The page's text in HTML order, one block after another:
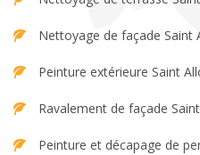
Nettoyage de façade Saint
Peinture extérieure Saint
Ravalement de façade
Peinture et décapage de